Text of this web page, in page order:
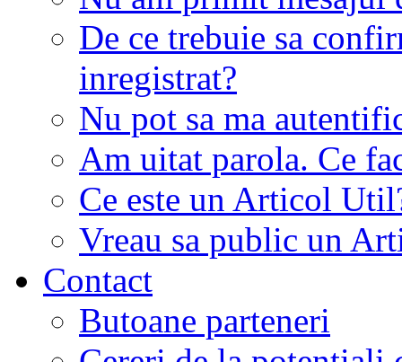
De ce trebuie sa
inregistrat?
Nu pot sa ma
Am uitat parola. Ce
Ce este un Articol
Vreau sa public un
Contact
Butoane parteneri